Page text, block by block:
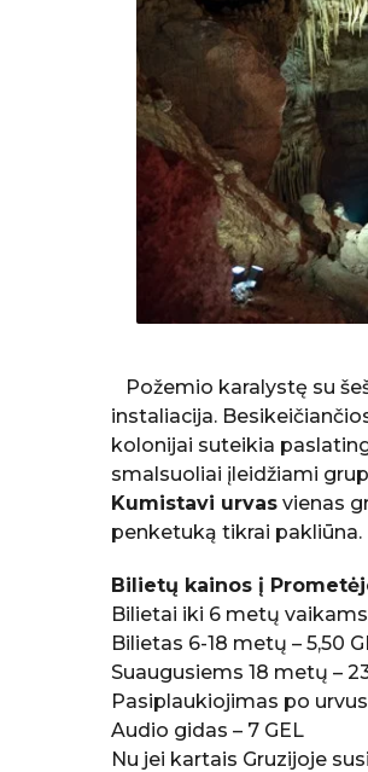
Požemio karalystę su
instaliacija.
kolonijai suteikia
smalsuoliai įleidžiami
Kumistavi urvas vienas
penketuką tikrai pakliūna.
Bilietų kainos į
Bilietai iki 6 metų
Bilietas 6-18 metų – 5,50
Suaugusiems 18 metų –
Pasiplaukiojimas po urvus
Audio gidas – 7 GEL
Nu jei kartais Gruzijoje